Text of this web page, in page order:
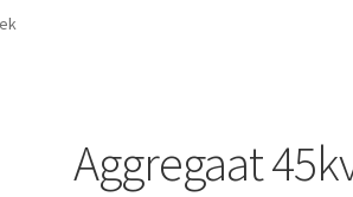
Aggregaat